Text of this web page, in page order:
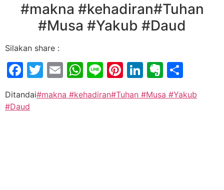
#makna #kehadiran#Tuhan
#Musa #Yakub #Daud
Silakan share :
Facebook
Twitter
EmailWhatsApp
LinePinterest
LinkedIn
Ditandai#makna #kehadiran#Tuhan #Musa #Yakub
#Daud